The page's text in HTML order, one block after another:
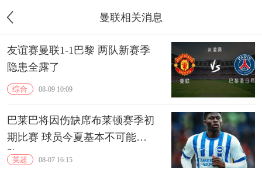
曼联相关消息
友谊赛曼联1-1巴黎 两队新赛季
隐患全露了
综合 08-09 10:09
巴莱巴将因伤缺席布莱顿赛季初
期比赛 球员今夏基本不可能离
队英超 08-07 16:15